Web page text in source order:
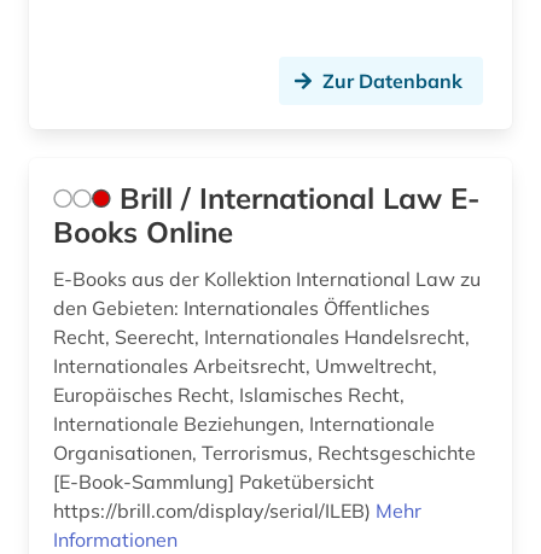
Zur Datenbank
Brill / International Law E-
Books Online
E-Books aus der Kollektion International Law zu
den Gebieten: Internationales Öffentliches
Recht, Seerecht, Internationales Handelsrecht,
Internationales Arbeitsrecht, Umweltrecht,
Europäisches Recht, Islamisches Recht,
Internationale Beziehungen, Internationale
Organisationen, Terrorismus, Rechtsgeschichte
[E-Book-Sammlung] Paketübersicht
https://brill.com/display/serial/ILEB) Mehr
Informationen